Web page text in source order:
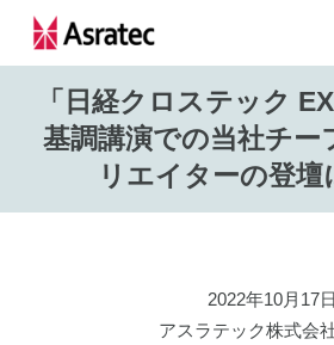
「日経クロステック
基調講演での当社チー
リエイターの登壇
2022年10月17日
アスラテック株式会